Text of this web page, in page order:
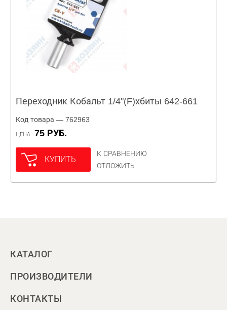
Переходник Кобальт 1/4"(F)хбиты 642-661
Код товара — 762963
ЦЕНА 75 РУБ.
КУПИТЬ
К СРАВНЕНИЮ
ОТЛОЖИТЬ
КАТАЛОГ
ПРОИЗВОДИТЕЛИ
КОНТАКТЫ